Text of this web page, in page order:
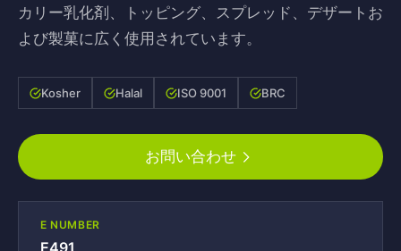
カリー乳化剤、トッピング、スプレッド、デザートお
よび製菓に広く使用されています。
Kosher Halal ISO 9001 BRC
お問い合わせ
E NUMBER
E491